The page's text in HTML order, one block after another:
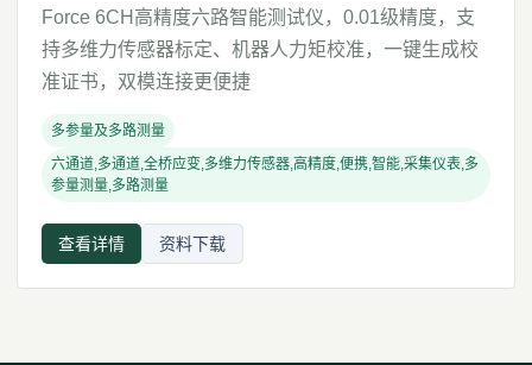
Force 6CH高精度六路智能测试仪，0.01级精度，支
持多维力传感器标定、机器人力矩校准，一键生成校
准证书，双模连接更便捷
多参量及多路测量
六通道,多通道,全桥应变,多维力传感器,高精度,便携,智能,采集仪表,多
参量测量,多路测量
查看详情 资料下载